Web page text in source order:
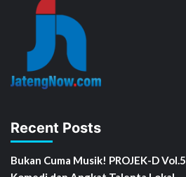
Recent Posts
Bukan Cuma Musik! PROJEK-D